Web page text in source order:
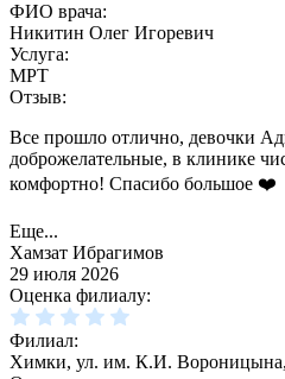
ФИО врача:
Никитин Олег Игоревич
Услуга:
МРТ
Отзыв:
Все прошло отлично, девочки
доброжелательные, в клинике
комфортно! Спасибо большое ❤️
Еще...
Хамзат Ибрагимов
29 июля 2026
Оценка филиалу:
Филиал:
Химки, ул. им. К.И.